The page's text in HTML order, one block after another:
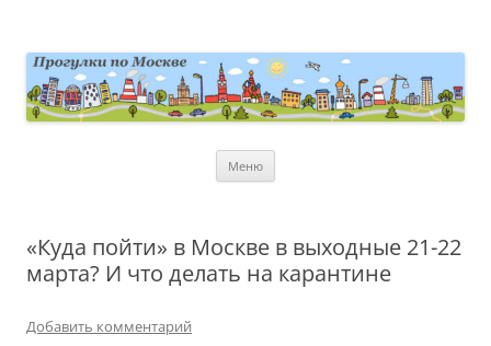
Меню
«Куда пойти» в Москве в выходные 21-22
марта? И что делать на карантине
Добавить комментарий